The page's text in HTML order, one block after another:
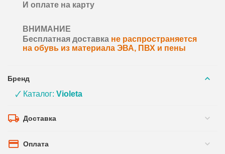
И оплате на карту
ВНИМАНИЕ
Бесплатная доставка не распространяется
на обувь из материала ЭВА, ПВХ и пены
Бренд
🗸 Каталог:Violeta
Доставка
Оплата